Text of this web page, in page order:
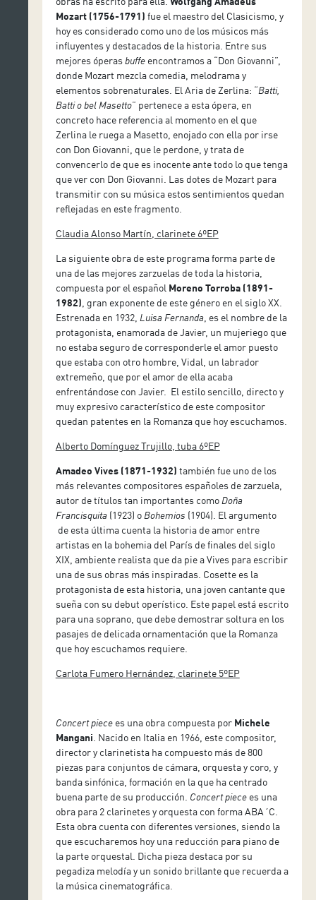
Mozart (1756-1791) fue el maestro del Clasicismo, y
hoy es considerado como uno de los músicos más
influyentes y destacados de la historia. Entre sus
mejores óperasbuffeencontramos a “Don Giovanni”,
donde Mozart mezcla comedia, melodrama y
elementos sobrenaturales. El Aria de Zerlina: “Batti,
Batti o bel Masetto” pertenece a esta ópera, en
concreto hace referencia al momento en el que
Zerlina le ruega a Masetto, enojado con ella por irse
con Don Giovanni, que le perdone, y trata de
convencerlo de que es inocente ante todo lo que tenga
que ver con Don Giovanni. Las dotes de Mozart para
transmitir con su música estos sentimientos quedan
reflejadas en este fragmento.
Claudia Alonso Martín, clarinete 6ºEP
La siguiente obra de este programa forma parte de
una de las mejores zarzuelas de toda la historia,
compuesta por el español Moreno Torroba (1891-
1982) , gran exponente de este género en el siglo XX.
Estrenada en 1932, Luisa Fernanda, es el nombre de la
protagonista, enamorada de Javier, un mujeriego que
no estaba seguro de corresponderle el amor puesto
que estaba con otro hombre, Vidal, un labrador
extremeño, que por el amor de ella acaba
enfrentándose con Javier. El estilo sencillo, directo y
muy expresivo característico de este compositor
quedan patentes en la Romanza que hoy escuchamos.
Alberto Domínguez Trujillo, tuba 6ºEP
Amadeo Vives (1871-1932) también fue uno de los
más relevantes compositores españoles de zarzuela,
autor de títulos tan importantes como Doña
Francisquita(1923) o Bohemios (1904). El argumento
de esta última cuenta la historia de amor entre
artistas en la bohemia del París de finales del siglo
XIX, ambiente realista que da pie a Vives para escribir
una de sus obras más inspiradas. Cosette es la
protagonista de esta historia, una joven cantante que
sueña con su debut operístico. Este papel está escrito
para una soprano, que debe demostrar soltura en los
pasajes de delicada ornamentación que la Romanza
que hoy escuchamos requiere.
Carlota Fumero Hernández, clarinete 5ºEP
Concert piecees una obra compuesta por Michele
Mangani . Nacido en Italia en 1966, este compositor,
director y clarinetista ha compuesto más de 800
piezas para conjuntos de cámara, orquesta y coro, y
banda sinfónica, formación en la que ha centrado
buena parte de su producción. Concert piecees una
obra para 2 clarinetes y orquesta con forma ABA´C.
Esta obra cuenta con diferentes versiones, siendo la
que escucharemos hoy una reducción para piano de
la parte orquestal. Dicha pieza destaca por su
pegadiza melodía y un sonido brillante que recuerda a
la música cinematográfica.